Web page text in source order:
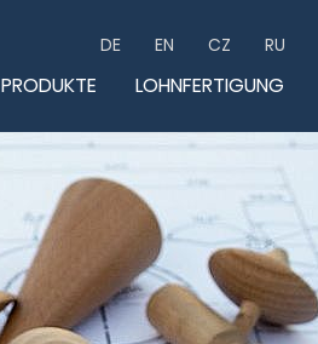
HEADER
QUICKLINKS
DE EN CZ RU
PRODUKTE LOHNFERTIGUNG